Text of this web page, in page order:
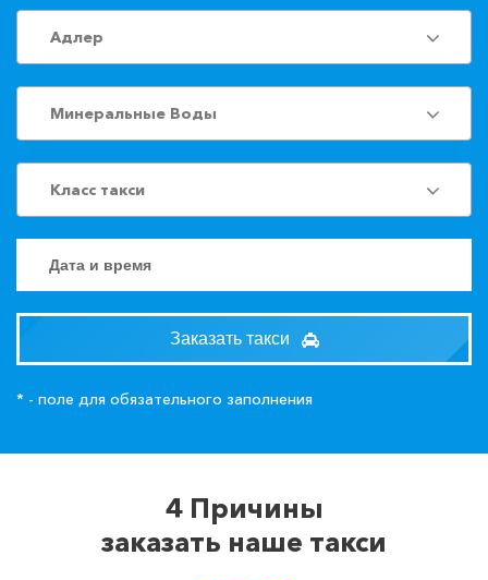
Адлер
Минеральные Воды
Класс такси
Заказать такси
* - поле для обязательного заполнения
4 Причины
заказать наше такси